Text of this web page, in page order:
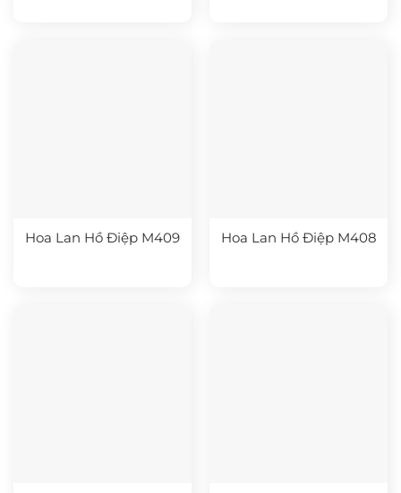
Hoa Lan Hồ Điệp M409 Hoa Lan Hồ Điệp M408